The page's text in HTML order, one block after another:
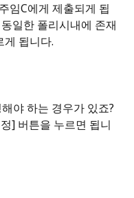
임C에게 제출되게 됩
일한 폴리시내에 존재
됩니다.
야 하는 경우가 있죠?
] 버튼을 누르면 됩니